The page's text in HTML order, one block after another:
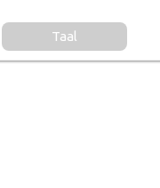
Taal